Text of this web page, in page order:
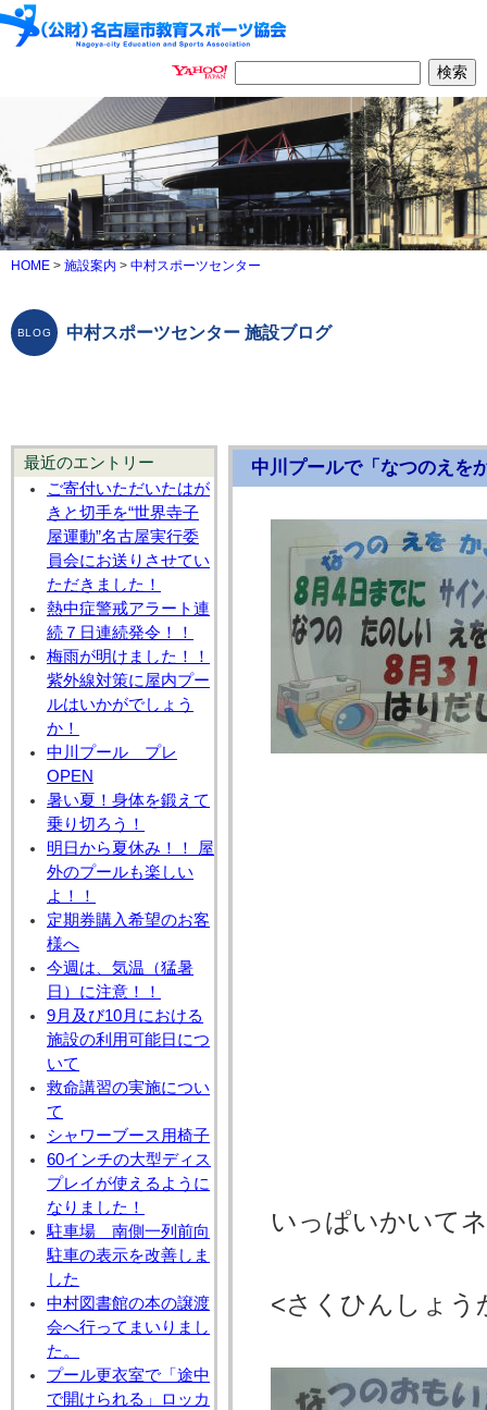
HOME > 施設案内 > 中村スポーツセンター
中村スポーツセンター 施設ブログ
最近のエントリー
ご寄付いただいたはが
きと切手を“世界寺子
屋運動”名古屋実行委
員会にお送りさせてい
ただきました！
熱中症警戒アラート連
続７日連続発令！！
梅雨が明けました！！
紫外線対策に屋内プー
ルはいかがでしょう
か！
中川プール プレ
OPEN
暑い夏！身体を鍛えて
乗り切ろう！
明日から夏休み！！ 屋
外のプールも楽しい
よ！！
定期券購入希望のお客
様へ
今週は、気温（猛暑
日）に注意！！
9月及び10月における
施設の利用可能日につ
いて
救命講習の実施につい
て
シャワーブース用椅子
60インチの大型ディス
プレイが使えるように
なりました！
駐車場 南側一列前向
駐車の表示を改善しま
した
中村図書館の本の譲渡
会へ行ってまいりまし
た。
プール更衣室で「途中
で開けられる」ロッカ
中川プールで「なつのえを
いっぱいかいて
<さくひんしょう